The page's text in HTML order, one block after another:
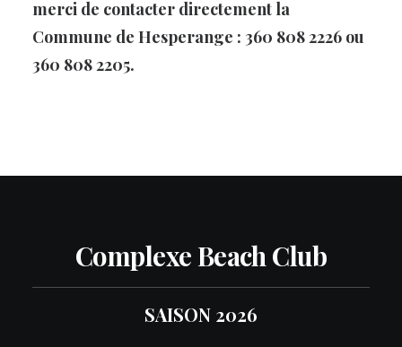
merci de contacter directement la
Commune de Hesperange : 360 808 2226 ou
360 808 2205.
Complexe Beach Club
SAISON 2026